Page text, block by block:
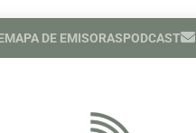
MAPA DE EMISORASPODCAST